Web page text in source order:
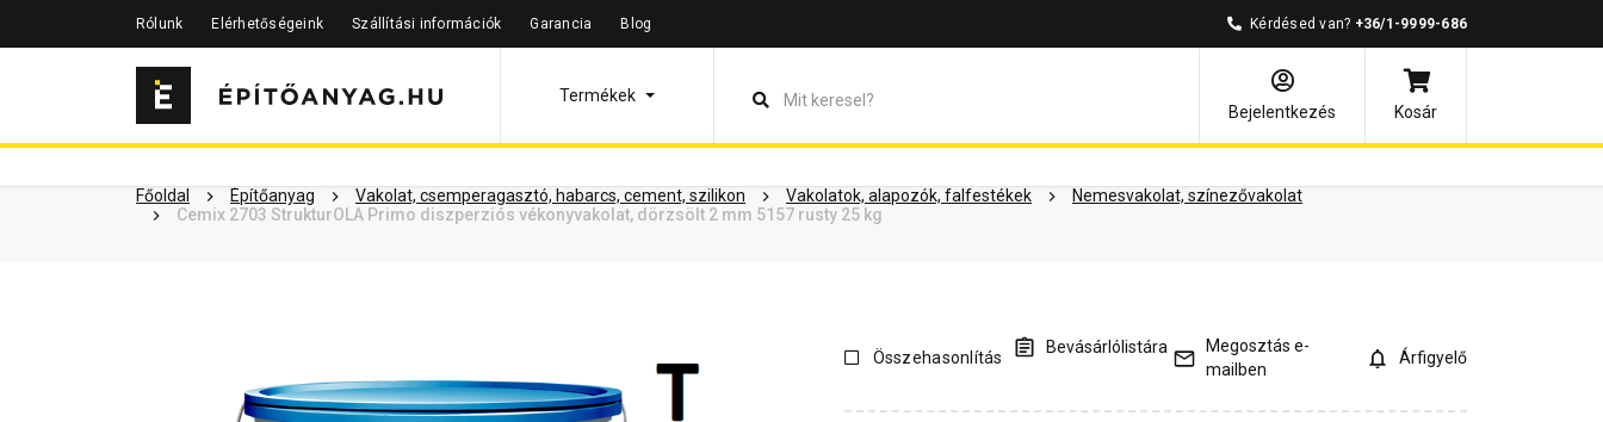
Rólunk Elérhetőségeink Szállítási információk Garancia Blog Kérdésed van? +36/1-9999-686
Termékek
Bejelentkezés
Kosár
Főoldal Építőanyag Vakolat, csemperagasztó, habarcs, cement, szilikon Vakolatok, alapozók, falfestékek
Nemesvakolat, színezővakolat
Cemix 2703 StrukturOLA Primo diszperziós vékonyvakolat, dörzsölt 2 mm 5157 rusty 25 kg
Szükséged lehet rá Részletes leírás Termékinformáció Dokumentumok Vásárlói vélemények Kérdések és válaszok
Összehasonlítás
Bevásárlólistára
Megosztás e-
mailben
Árfigyelő